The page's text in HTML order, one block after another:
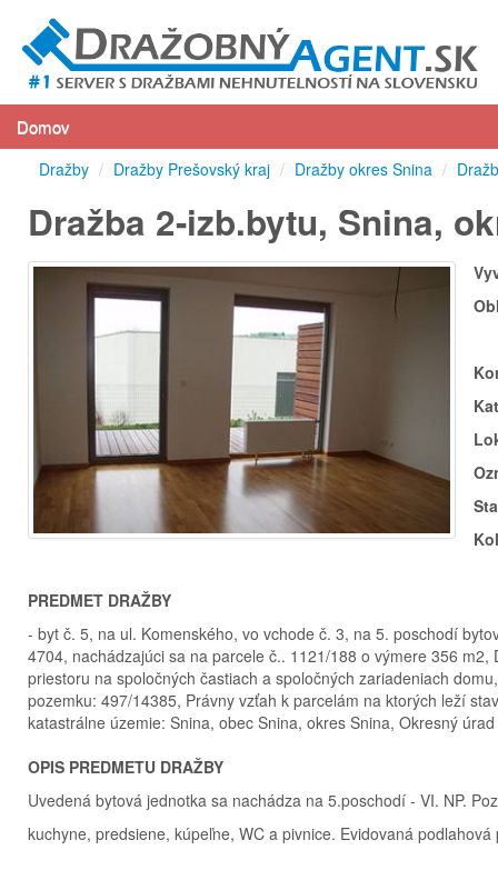
Domov
Dražby / Dražby Prešovský kraj / Dražby okres Snina /
Dražba 2-izb.bytu, Snina,
PREDMET DRAŽBY
- byt č. 5, na ul. Komenského, vo vchode č. 3, na 5. poschodí
4704, nachádzajúci sa na parcele č.. 1121/188 o výmere 356
priestoru na spoločných častiach a spoločných zariadeniach
pozemku: 497/14385, Právny vzťah k parcelám na ktorých leží
katastrálne územie: Snina, obec Snina, okres Snina, Okresný
OPIS PREDMETU DRAŽBY
Uvedená bytová jednotka sa nachádza na 5.poschodí - VI. NP.
kuchyne, predsiene, kúpeľne, WC a pivnice. Evidovaná